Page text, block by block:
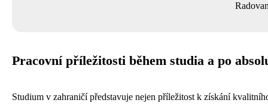
Pracovní příležitosti během studia a po
Studium v zahraničí představuje nejen příležitost k získání